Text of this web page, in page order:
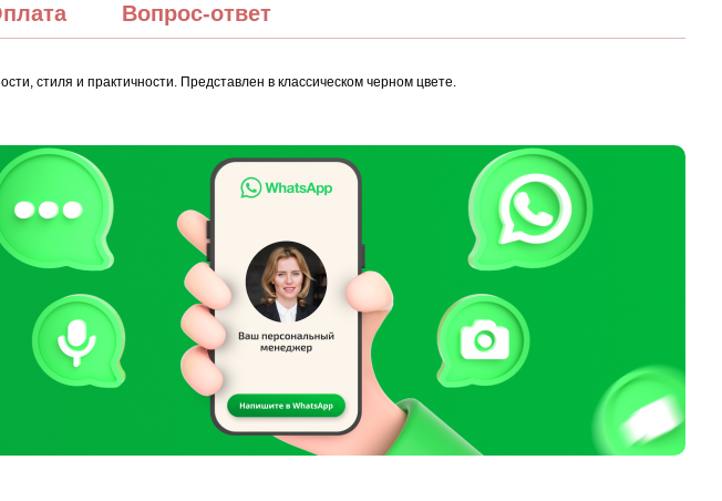
Вопрос-ответ
стиля и практичности. Представлен в классическом черном цвете.